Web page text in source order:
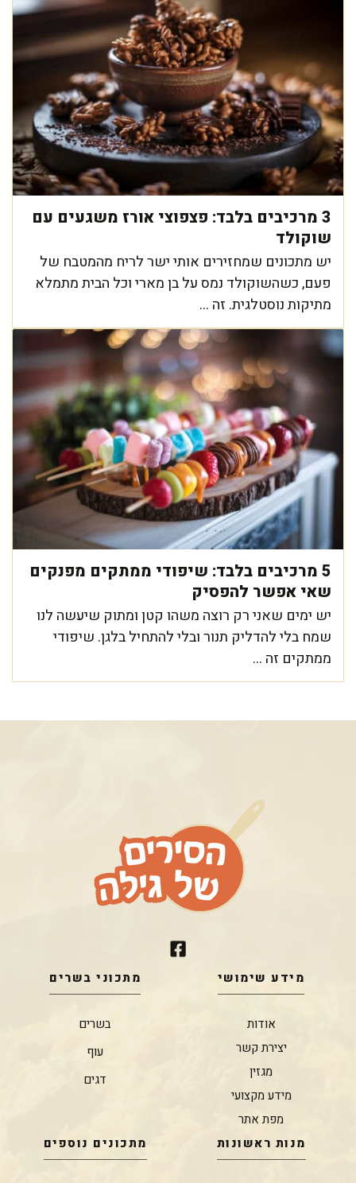
3 מרכיבים בלבד: פצפוצי אורז משגעים עם
שוקולד
יש מתכונים שמחזירים אותי ישר לריח מהמטבח של
פעם, כשהשוקולד נמס על בן מארי וכל הבית מתמלא
מתיקות נוסטלגית. זה ...
5 מרכיבים בלבד: שיפודי ממתקים מפנקים
שאי אפשר להפסיק
יש ימים שאני רק רוצה משהו קטן ומתוק שיעשה לנו
שמח בלי להדליק תנור ובלי להתחיל בלגן. שיפודי
ממתקים זה ...
מידע שימושי
אודות
יצירת קשר
מגזין
מידע מקצועי
מפת אתר
מתכוני בשרים
בשרים
עוף
דגים
מנות ראשונות מתכונים נוספים